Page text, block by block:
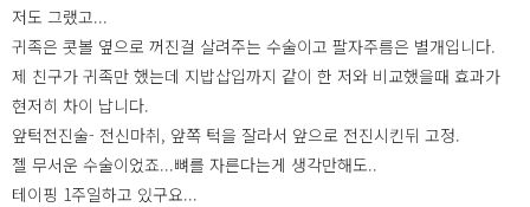
저도 그랬고...
귀족은 콧볼 옆으로 꺼진걸 살려주는 수술이고 팔자주름은 별개입니다.
제 친구가 귀족만 했는데 지밥삽입까지 같이 한 저와 비교했을때 효과가
현저히 차이 납니다.
앞턱전진술- 전신마취, 앞쪽 턱을 잘라서 앞으로 전진시킨뒤 고정.
젤 무서운 수술이었죠...뼈를 자른다는게 생각만해도..
테이핑 1주일하고 있구요...